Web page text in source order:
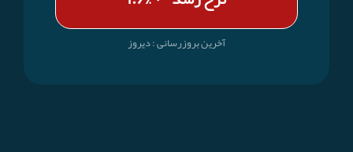
آخرین بروز‌رسانی : دیروز